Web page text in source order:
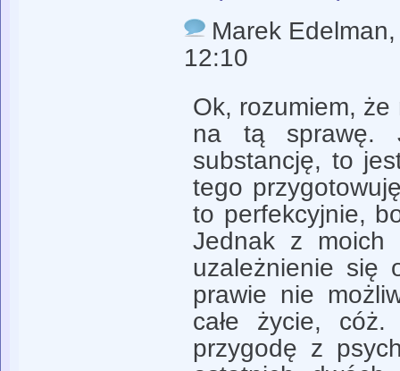
Marek Edelman
12:10
Ok, rozumiem,
na tą sprawę.
substancję, to
tego
to perfekcyjnie,
Jednak z moich
uzależnienie się
prawie nie
całe życie,
przygodę z